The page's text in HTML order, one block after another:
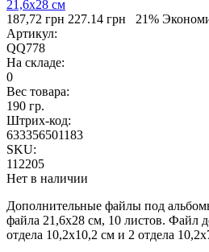
187,72 грн 227.14 грн
21%
Артикул:
QQ778
На складе:
0
Вес товара:
190 гр.
Штрих-код:
633356501183
SKU:
112205
Нет в наличии
Дополнительные файлы под
файла 21,6х28 см, 10 листов. Файл
отдела 10,2х10,2 см и 2 отдела